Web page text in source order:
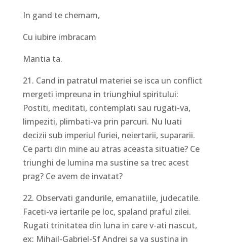
In gand te chemam,
Cu iubire imbracam
Mantia ta.
21. Cand in patratul materiei se isca un conflict
mergeti impreuna in triunghiul spiritului:
Postiti, meditati, contemplati sau rugati-va,
limpeziti, plimbati-va prin parcuri. Nu luati
decizii sub imperiul furiei, neiertarii, supararii.
Ce parti din mine au atras aceasta situatie? Ce
triunghi de lumina ma sustine sa trec acest
prag? Ce avem de invatat?
22. Observati gandurile, emanatiile, judecatile.
Faceti-va iertarile pe loc, spaland praful zilei.
Rugati trinitatea din luna in care v-ati nascut,
ex: Mihail-Gabriel-Sf Andrei sa va sustina in